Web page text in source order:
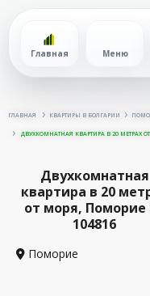
Главная Меню
ГЛАВНАЯ КВАРТИРЫ В БОЛГАРИИ
ДВУХКОМНАТНАЯ КВАРТИРА В 20 МЕТРАХ
Двухкомнатная
квартира в 20
от моря, Поморие
104816
Поморие